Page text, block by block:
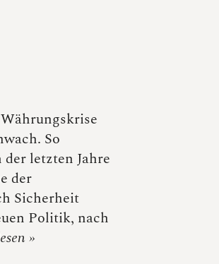
So
letzten Jahre
der
Sicherheit
Politik, nach
»